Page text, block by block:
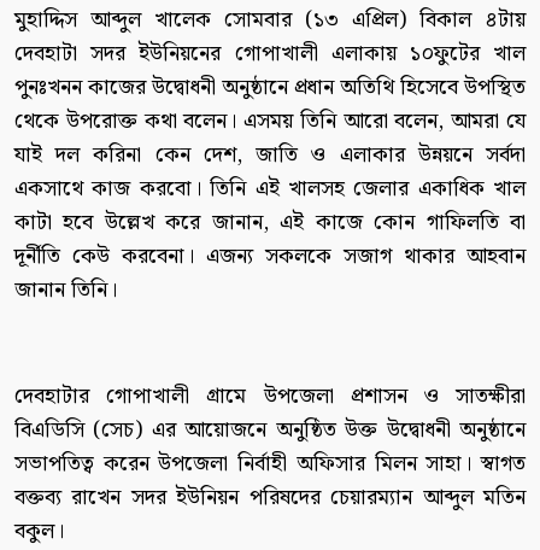
মুহাদ্দিস আব্দুল খালেক সোমবার (১৩ এপ্রিল) বিকাল ৪টায়
দেবহাটা সদর ইউনিয়নের গোপাখালী এলাকায় ১০ফুটের খাল
পুনঃখনন কাজের উদ্বোধনী অনুষ্ঠানে প্রধান অতিথি হিসেবে উপস্থিত
থেকে উপরোক্ত কথা বলেন। এসময় তিনি আরো বলেন, আমরা যে
যাই দল করিনা কেন দেশ, জাতি ও এলাকার উন্নয়নে সর্বদা
একসাথে কাজ করবো। তিনি এই খালসহ জেলার একাধিক খাল
কাটা হবে উল্লেখ করে জানান, এই কাজে কোন গাফিলতি বা
দূর্নীতি কেউ করবেনা। এজন্য সকলকে সজাগ থাকার আহবান
জানান তিনি।
দেবহাটার গোপাখালী গ্রামে উপজেলা প্রশাসন ও সাতক্ষীরা
বিএডিসি (সেচ) এর আয়োজনে অনুষ্ঠিত উক্ত উদ্বোধনী অনুষ্ঠানে
সভাপতিত্ব করেন উপজেলা নির্বাহী অফিসার মিলন সাহা। স্বাগত
বক্তব্য রাখেন সদর ইউনিয়ন পরিষদের চেয়ারম্যান আব্দুল মতিন
বকুল।